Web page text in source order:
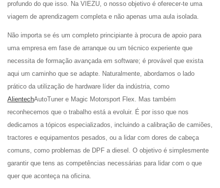
profundo do que isso. Na VIEZU, o nosso objetivo é oferecer-te uma
viagem de aprendizagem completa e não apenas uma aula isolada.
Não importa se és um completo principiante à procura de apoio para
uma empresa em fase de arranque ou um técnico experiente que
necessita de formação avançada em software; é provável que exista
aqui um caminho que se adapte. Naturalmente, abordamos o lado
prático da utilização de hardware líder da indústria, como
AlientechAutoTuner e Magic Motorsport Flex. Mas também
reconhecemos que o trabalho está a evoluir. É por isso que nos
dedicamos a tópicos especializados, incluindo a calibração de camiões,
tractores e equipamentos pesados, ou a lidar com dores de cabeça
comuns, como problemas de DPF a diesel. O objetivo é simplesmente
garantir que tens as competências necessárias para lidar com o que
quer que aconteça na oficina.